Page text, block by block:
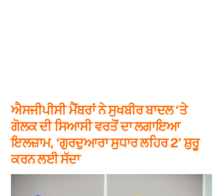
ਐਸਜੀਪੀਸੀ ਮੈਂਬਰਾਂ ਨੇ ਸੁਖਬੀਰ ਬਾਦਲ ‘ਤੇ
ਗੋਲਕ ਦੀ ਸਿਆਸੀ ਵਰਤੋਂ ਦਾ ਲਗਾਇਆ
ਇਲਜ਼ਾਮ, ‘ਗੁਰਦੁਆਰਾ ਸੁਧਾਰ ਲਹਿਰ 2’ ਸ਼ੁਰੂ
ਕਰਨ ਲਈ ਸੱਦਾ